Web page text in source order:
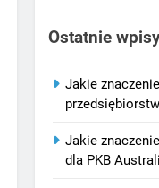
Ostatnie
Jakie
Jakie
dla PKB